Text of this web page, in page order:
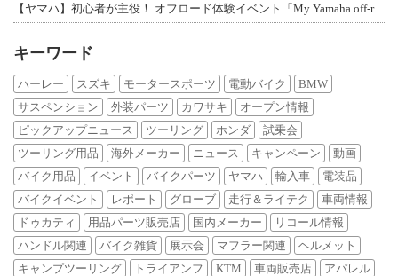
【ヤマハ】初心者が主役！ オフロード体験イベント「My Yamaha off-r
キーワード
ハーレー スズキ モータースポーツ 電動バイク
BMW
サスペンション
外装パーツ カワサキ
オープン情報
ピックアップニュース
ツーリング ホンダ
試乗会
ツーリング用品
海外メーカー ニュース キャンペーン
動画
バイク用品
イベント バイクパーツ ヤマハ 輸入車
電装品
バイクイベント
レポート グローブ 走行＆ライテク
車両情報
ドゥカティ
用品パーツ販売店 国内メーカー
リコール情報
ハンドル関連
バイク雑貨 展示会 マフラー関連
ヘルメット
キャンプツーリング
トライアンフ KTM 車両販売店 アパレル